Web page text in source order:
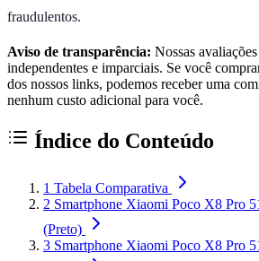
fraudulentos.
Aviso de transparência: Nossas
independentes e imparciais. Se você
dos nossos links, podemos receber uma
nenhum custo adicional para você.
Índice do Conteúdo
1 Tabela Comparativa
2 Smartphone Xiaomi Poco X8 Pro
(Preto)
3 Smartphone Xiaomi Poco X8 Pro